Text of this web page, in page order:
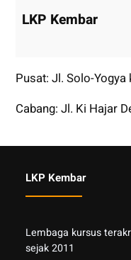
LKP Kembar
Pusat: Jl. Solo-
Cabang: Jl. Ki Hajar
LKP Kembar
Lembaga kursus
sejak 2011